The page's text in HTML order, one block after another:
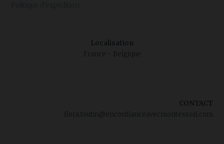
Localisation
France - Belgique
CONTACT
flora.toutin@enconfianceavecmontessori.com